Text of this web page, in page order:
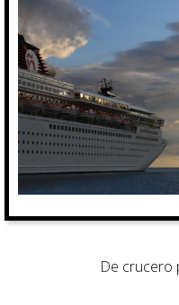
De crucero